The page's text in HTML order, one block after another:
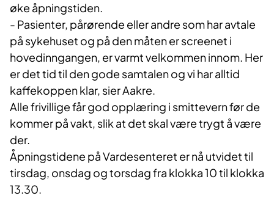
øke åpningstiden.
- Pasienter, pårørende eller andre som har avtale
på sykehuset og på den måten er screenet i
hovedinngangen, er varmt velkommen innom. Her
er det tid til den gode samtalen og vi har alltid
kaffekoppen klar, sier Aakre.
Alle frivillige får god opplæring i smittevern før de
kommer på vakt, slik at det skal være trygt å være
der.
Åpningstidene på Vardesenteret er nå utvidet til
tirsdag, onsdag og torsdag fra klokka 10 til klokka
13.30.